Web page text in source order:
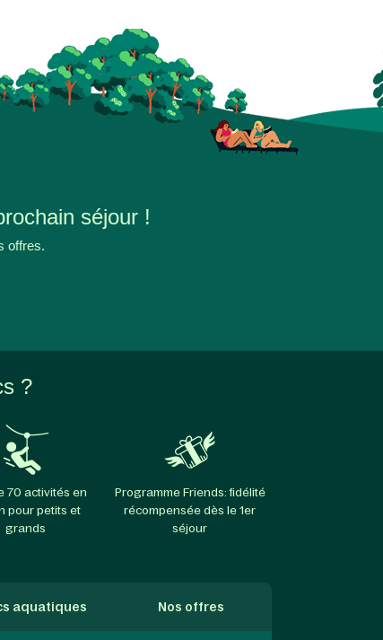
séjour !
offres.
?
70 activités en
pour petits et
grands
Programme Friends: fidélité
récompensée dès le 1er
séjour
aquatiques Nos offres